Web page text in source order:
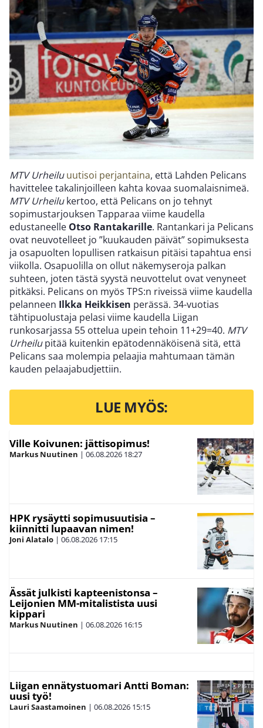
MTV Urheilu uutisoi perjantaina, että Lahden Pelicans
havittelee takalinjoilleen kahta kovaa suomalaisnimeä.
MTV Urheilukertoo, että Pelicans on jo tehnyt
sopimustarjouksen Tapparaa viime kaudella
edustaneelle Otso Rantakarille. Rantankari ja Pelicans
ovat neuvotelleet jo ”kuukauden päivät” sopimuksesta
ja osapuolten lopullisen ratkaisun pitäisi tapahtua ensi
viikolla. Osapuolilla on ollut näkemyseroja palkan
suhteen, joten tästä syystä neuvottelut ovat venyneet
pitkäksi. Pelicans on myös TPS:n riveissä viime kaudella
pelanneen Ilkka Heikkisen perässä. 34-vuotias
tähtipuolustaja pelasi viime kaudella Liigan
runkosarjassa 55 ottelua upein tehoin 11+29=40. MTV
Urheilupitää kuitenkin epätodennäköisenä sitä, että
Pelicans saa molempia pelaajia mahtumaan tämän
kauden pelaajabudjettiin.
LUE MYÖS:
Ville Koivunen: jättisopimus!
Markus Nuutinen | 06.08.2026 18:27
HPK rysäytti sopimusuutisia –
kiinnitti lupaavan nimen!
Joni Alatalo | 06.08.2026 17:15
Ässät julkisti kapteenistonsa –
Leijonien MM-mitalistista uusi
kippari
Markus Nuutinen | 06.08.2026 16:15
Liigan ennätystuomari Antti Boman:
uusi työ!
Lauri Saastamoinen | 06.08.2026 15:15